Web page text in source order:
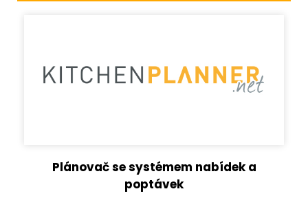
Plánovač se systémem nabídek a
poptávek